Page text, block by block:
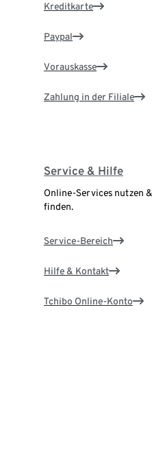
Kreditkarte
Paypal
Vorauskasse
Zahlung in der Filiale
Service & Hilfe
Online-Services nutzen
finden.
Service-Bereich
Hilfe & Kontakt
Tchibo Online-Konto